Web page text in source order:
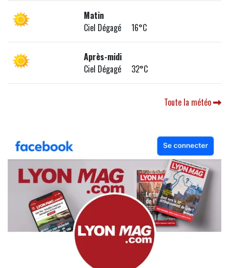
Matin
Ciel Dégagé 16°C
Après-midi
Ciel Dégagé 32°C
Toute la météo